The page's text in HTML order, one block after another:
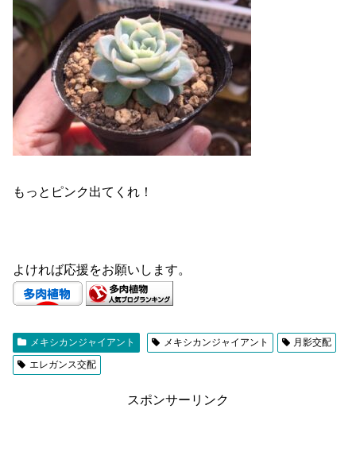
もっとピンク出てくれ！
よければ応援をお願いします。
メキシカンジャイアント メキシカンジャイアント
月影交配
エレガンス交配
スポンサーリンク